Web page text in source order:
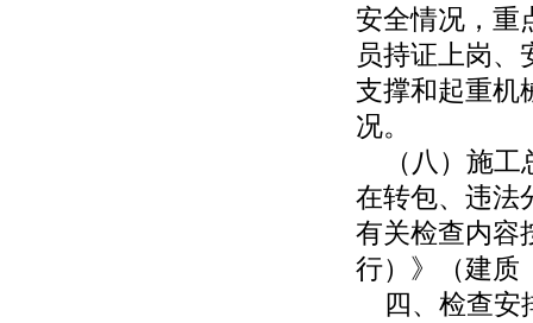
安全情况，重
员持证上岗、
支撑和起重机
况。
（八）施工
在转包、违法
有关检查内容
行）》（建质
四、检查安